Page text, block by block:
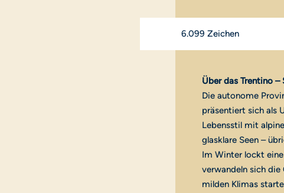
6.099 Zeichen
Über das Trentino
Die autonome
präsentiert sich als
Lebensstil mit
glasklare Seen –
Im Winter lockt
verwandeln sich die
milden Klimas